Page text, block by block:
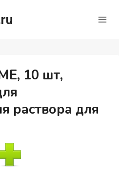
10 шт,
раствора для